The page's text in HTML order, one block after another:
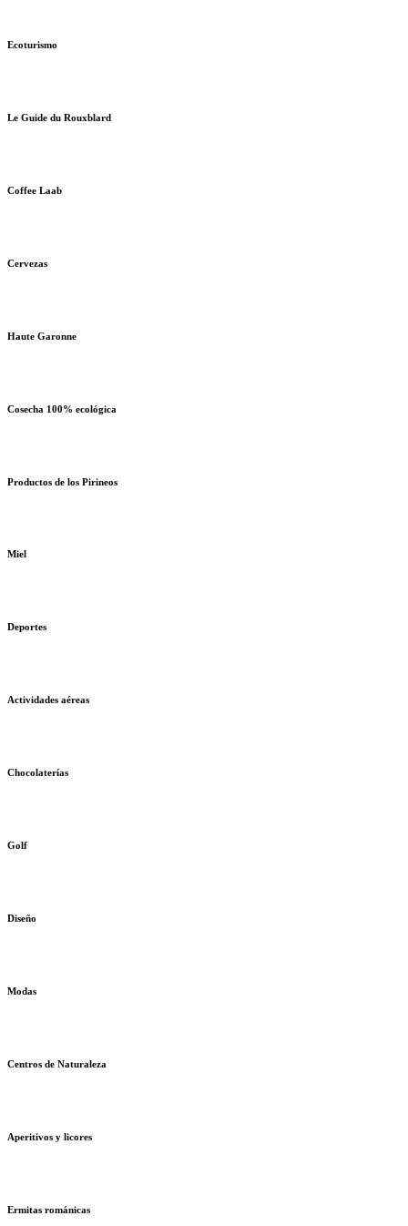
Ecoturismo
Le Guide du Rouxblard
Coffee Laab
Cervezas
Haute Garonne
Cosecha 100% ecológica
Productos de los Pirineos
Miel
Deportes
Actividades aéreas
Chocolaterías
Golf
Diseño
Modas
Centros de Naturaleza
Aperitivos y licores
Ermitas románicas